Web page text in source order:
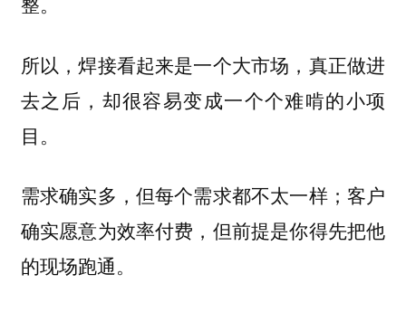
所以，焊接看起来是一个大市场，真正做进
去之后，却很容易变成一个个难啃的小项
目。
需求确实多，但每个需求都不太一样；客户
确实愿意为效率付费，但前提是你得先把他
的现场跑通。